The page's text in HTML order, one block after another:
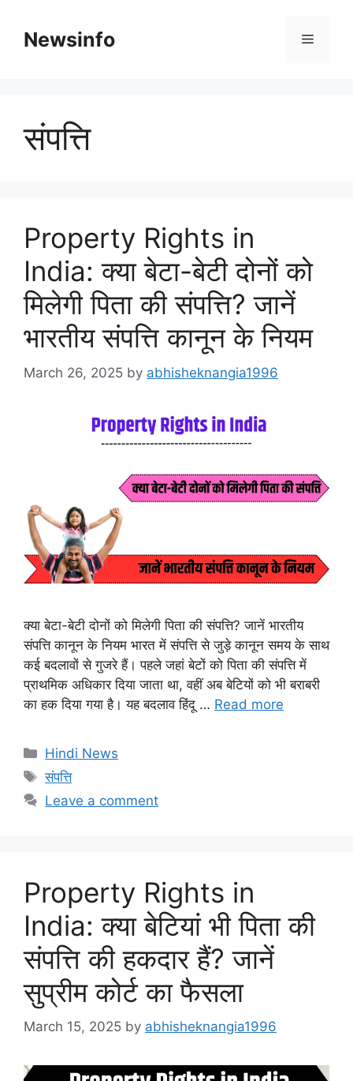
contentNewsinfo Menu
संपत्ति
Property Rights in
India: क्या बेटा-बेटी दोनों को
मिलेगी पिता की संपत्ति? जानें
भारतीय संपत्ति कानून के नियम
March 26, 2025 by abhisheknangia1996
क्या बेटा-बेटी दोनों को मिलेगी पिता की संपत्ति? जानें भारतीय
संपत्ति कानून के नियम भारत में संपत्ति से जुड़े कानून समय के साथ
कई बदलावों से गुजरे हैं। पहले जहां बेटों को पिता की संपत्ति में
प्राथमिक अधिकार दिया जाता था, वहीं अब बेटियों को भी बराबरी
का हक दिया गया है। यह बदलाव हिंदू … Read more
Categories
Hindi News
Tags
संपत्ति
Leave a comment
Property Rights in
India: क्या बेटियां भी पिता की
संपत्ति की हकदार हैं? जानें
सुप्रीम कोर्ट का फैसला
March 15, 2025 by abhisheknangia1996